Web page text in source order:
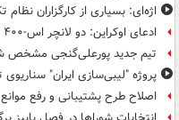
اژه‌ای: بسیاری از کارگزاران
ادعای اوکراین: دو لانچر اس-۴۰۰ را زدیم+ فیلم
تیم جدید پورعلی‌گنجی مشخص
پروژه "لیبی‌سازی ایران"
اصلاح طرح پشتیبانی و رفع